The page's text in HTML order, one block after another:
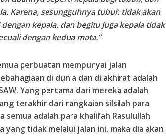
Karena, sesungguhnya tubuh tidak akan
kepala, dan begitu juga kepala tidak
dengan kedua mata.”
perbuatan mempunyai jalan
di dunia dan di akhirat adalah
Yang pertama dari mereka adalah
terakhir dari rangkaian silsilah para
semua adalah para khalifah Rasulullah
yang tidak melalui jalan ini, maka dia akan